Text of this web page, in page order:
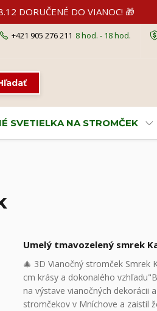
DORUČENÉ DO VIANOC! 🎁
+421 905 276 211 8 hod. - 18 hod.
SVETIELKA NA STROMČEK
Umelý tmavozelený smrek
🎄 3D Vianočný stromček Smrek
cm krásy a dokonalého
na výstave vianočných dekorácii
stromčekov v Mníchove a zaistil